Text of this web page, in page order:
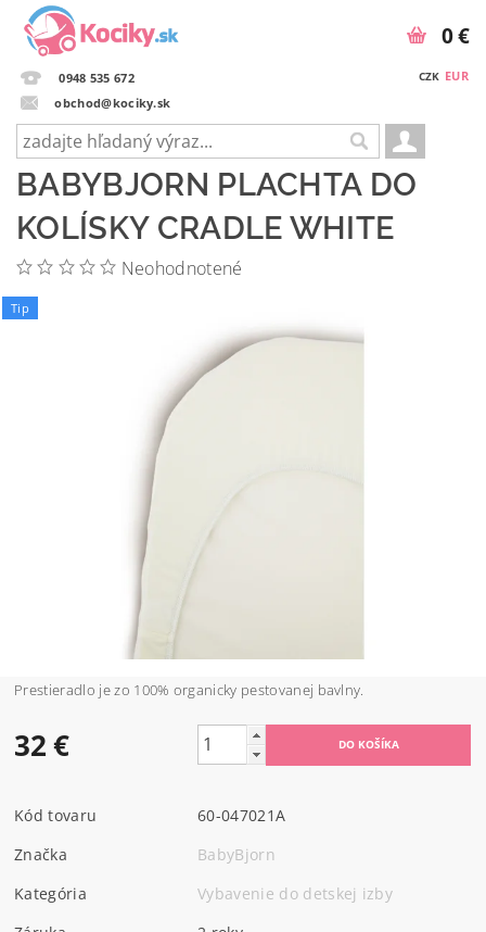
0948 535 672
obchod@kociky.sk
CZK EUR
0 €
BABYBJORN PLACHTA DO
KOLÍSKY CRADLE WHITE
Neohodnotené
Tip
Prestieradlo je zo 100% organicky pestovanej bavlny.
32 €
Kód tovaru
60-047021A
Značka
BabyBjorn
Kategória
Vybavenie do detskej izby